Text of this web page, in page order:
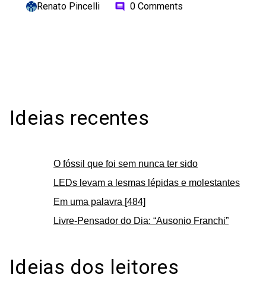
Renato Pincelli comment 0 Comments
Ideias recentes
O fóssil que foi sem nunca ter sido
LEDs levam a lesmas lépidas e molestantes
Em uma palavra [484]
Livre-Pensador do Dia: “Ausonio Franchi”
Ideias dos leitores